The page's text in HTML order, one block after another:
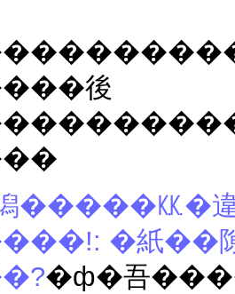
後
�����㏍�
�紙��
�ф�吾